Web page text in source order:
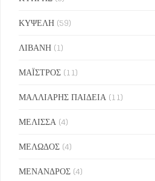
ΚΥΨΕΛΗ (59)
ΛΙΒΑΝΗ (1)
ΜΑΪΣΤΡΟΣ (11)
ΜΑΛΛΙΑΡΗΣ ΠΑΙΔΕΙΑ (11)
ΜΕΛΙΣΣΑ (4)
ΜΕΛΩΔΟΣ (4)
ΜΕΝΑΝΔΡΟΣ (4)